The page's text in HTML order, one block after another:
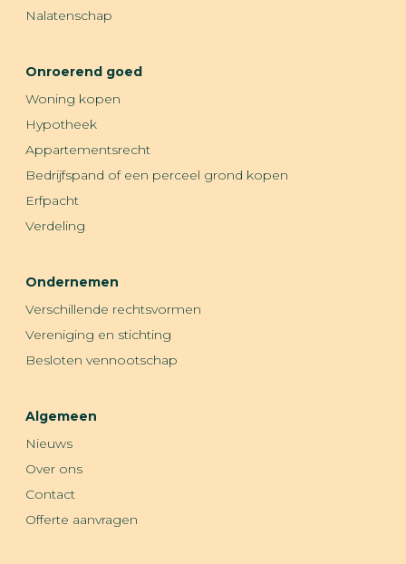
Nalatenschap
Onroerend goed
Woning kopen
Hypotheek
Appartementsrecht
Bedrijfspand of een perceel grond kopen
Erfpacht
Verdeling
Ondernemen
Verschillende rechtsvormen
Vereniging en stichting
Besloten vennootschap
Algemeen
Nieuws
Over ons
Contact
Offerte aanvragen